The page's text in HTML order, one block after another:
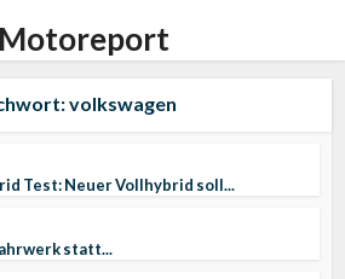
volkswagen
Test: Neuer Vollhybrid soll...
statt...